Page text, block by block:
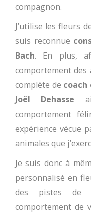
compagnon.
J’utilise les fleurs
suis reconnue
Bach. En plus,
comportement
complète de coach
Joël Dehasse
comportement
expérience vécue
animales que
Je suis donc à
personnalisé en
des pistes de
comportement de